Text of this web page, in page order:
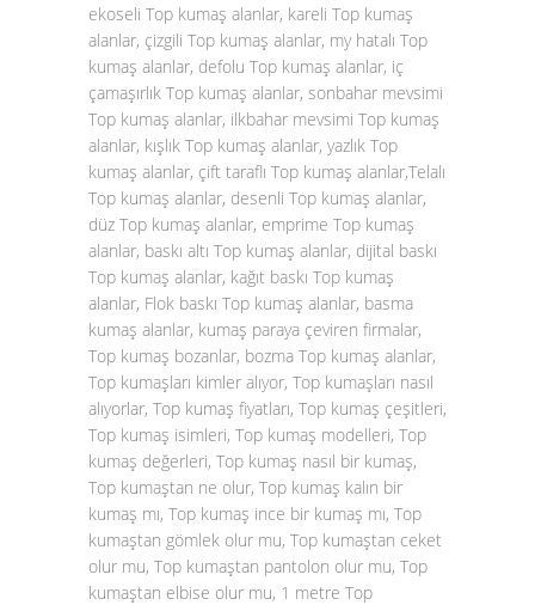
ekoseli Top kumaş alanlar, kareli Top kumaş
alanlar, çizgili Top kumaş alanlar, my hatalı Top
kumaş alanlar, defolu Top kumaş alanlar, iç
çamaşırlık Top kumaş alanlar, sonbahar mevsimi
Top kumaş alanlar, ilkbahar mevsimi Top kumaş
alanlar, kışlık Top kumaş alanlar, yazlık Top
kumaş alanlar, çift taraflı Top kumaş alanlar,Telalı
Top kumaş alanlar, desenli Top kumaş alanlar,
düz Top kumaş alanlar, emprime Top kumaş
alanlar, baskı altı Top kumaş alanlar, dijital baskı
Top kumaş alanlar, kağıt baskı Top kumaş
alanlar, Flok baskı Top kumaş alanlar, basma
kumaş alanlar, kumaş paraya çeviren firmalar,
Top kumaş bozanlar, bozma Top kumaş alanlar,
Top kumaşları kimler alıyor, Top kumaşları nasıl
alıyorlar, Top kumaş fiyatları, Top kumaş çeşitleri,
Top kumaş isimleri, Top kumaş modelleri, Top
kumaş değerleri, Top kumaş nasıl bir kumaş,
Top kumaştan ne olur, Top kumaş kalın bir
kumaş mı, Top kumaş ince bir kumaş mı, Top
kumaştan gömlek olur mu, Top kumaştan ceket
olur mu, Top kumaştan pantolon olur mu, Top
kumaştan elbise olur mu, 1 metre Top